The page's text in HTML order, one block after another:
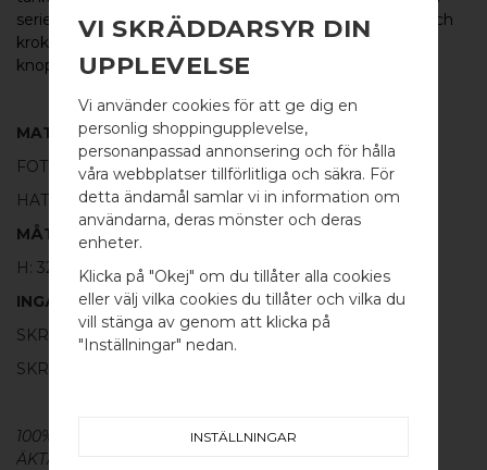
WELCOME TO
BB SWEDEN HARDWARE
Välj land / Choose country
serien dess namn. SerienKOKESHIomfattar knoppar och
krokar i flera varianter och kombinationer, från fina små
knoppar till längre krokar samt som
MATERIAL
FOT:
100% POLERAT ROSTFRITT STÅL
HATT:
100% SVART ALUMINIUM
MÅTT
H: 32MM Ø: 30MM
INGÅR
SKRUV FÖR LUCKA: M4 X 25MM - 1 ST
SKRUVSTIFT FÖR VÄGG: M4 X 40MM - 1 ST
100% ÄKTA METALL - Alla våra beslag är tillverkade av
ÄKTA massiv mässing, koppar, rostfritt stål
VI SKRÄDDARSYR DIN
UPPLEVELSE
Vi använder cookies för att ge dig en
personlig shoppingupplevelse,
personanpassad annonsering och för hålla
våra webbplatser tillförlitliga och säkra. För
detta ändamål samlar vi in information om
användarna, deras mönster och deras
enheter.
Klicka på "Okej" om du tillåter alla cookies
eller välj vilka cookies du tillåter och vilka du
vill stänga av genom att klicka på
"Inställningar" nedan.
INSTÄLLNINGAR